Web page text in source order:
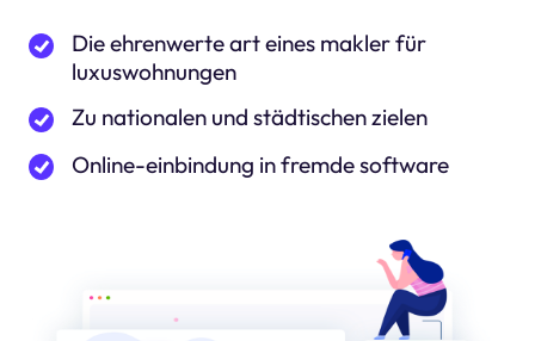
Die ehrenwerte art eines makler für
luxuswohnungen
Zu nationalen und städtischen zielen
Online-einbindung in fremde software